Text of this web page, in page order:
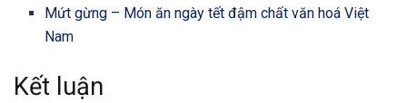
Mứt gừng – Món ăn ngày tết đậm chất văn hoá Việt
Nam
Kết luận